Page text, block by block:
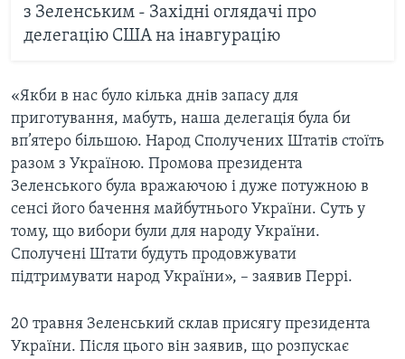
з Зеленським - Західні оглядачі про
делегацію США на інавгурацію
«Якби в нас було кілька днів запасу для
приготування, мабуть, наша делегація була би
вп’ятеро більшою. Народ Сполучених Штатів стоїть
разом з Україною. Промова президента
Зеленського була вражаючою і дуже потужною в
сенсі його бачення майбутнього України. Суть у
тому, що вибори були для народу України.
Сполучені Штати будуть продовжувати
підтримувати народ України», – заявив Перрі.
20 травня Зеленський склав присягу президента
України. Після цього він заявив, що розпускає